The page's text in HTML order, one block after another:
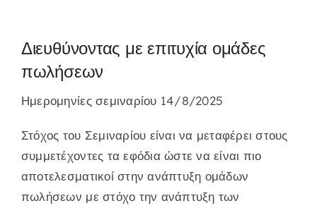
Διευθύνοντας με επιτυχία ομάδες
πωλήσεων
Ημερομηνίες σεμιναρίου 14/8/2025
Στόχος του Σεμιναρίου είναι να μεταφέρει στους
συμμετέχοντες τα εφόδια ώστε να είναι πιο
αποτελεσματικοί στην ανάπτυξη ομάδων
πωλήσεων με στόχο την ανάπτυξη των